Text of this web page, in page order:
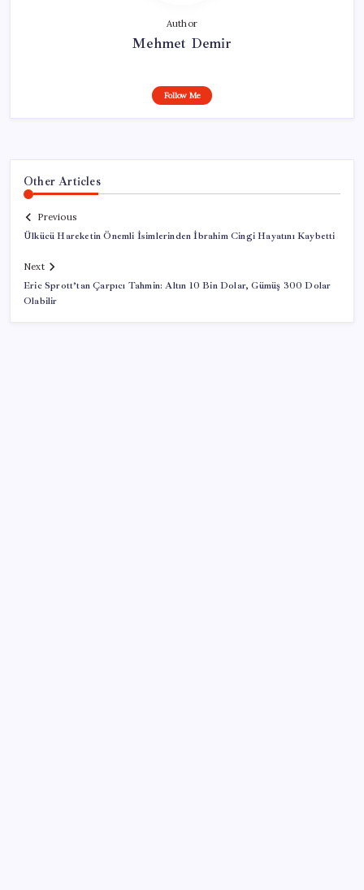
Author
Mehmet Demir
Follow Me
Other Articles
Previous
Ülkücü Hareketin Önemli İsimlerinden İbrahim Cingi Hayatını Kaybetti
Next
Eric Sprott’tan Çarpıcı Tahmin: Altın 10 Bin Dolar, Gümüş 300 Dolar
Olabilir